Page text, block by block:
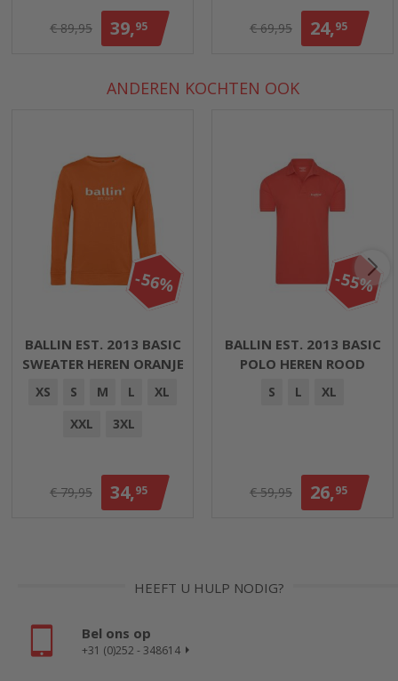
39,95
€ 89,95 24,95
€ 69,95
ANDEREN KOCHTEN OOK
BALLIN EST. 2013 BASIC
SWEATER HEREN ORANJE
-56%
34,95
€ 79,95
XS S M L
XL
XXL
3XL
BALLIN EST. 2013 BASIC
POLO HEREN ROOD
-55%
26,95
€ 59,95
S L XL
HEEFT U HULP NODIG?
Bel ons op
+31 (0)252 - 348614